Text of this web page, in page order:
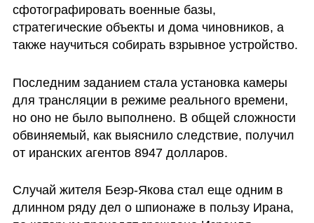
сфотографировать военные базы,
стратегические объекты и дома чиновников, а
также научиться собирать взрывное устройство.
Последним заданием стала установка камеры
для трансляции в режиме реального времени,
но оно не было выполнено. В общей сложности
обвиняемый, как выяснило следствие, получил
от иранских агентов 8947 долларов.
Случай жителя Беэр-Якова стал еще одним в
длинном ряду дел о шпионаже в пользу Ирана,